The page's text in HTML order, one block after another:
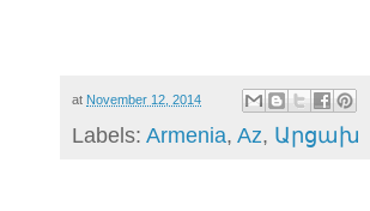
at November 12, 2014
Labels: Armenia, Az, Արցախ